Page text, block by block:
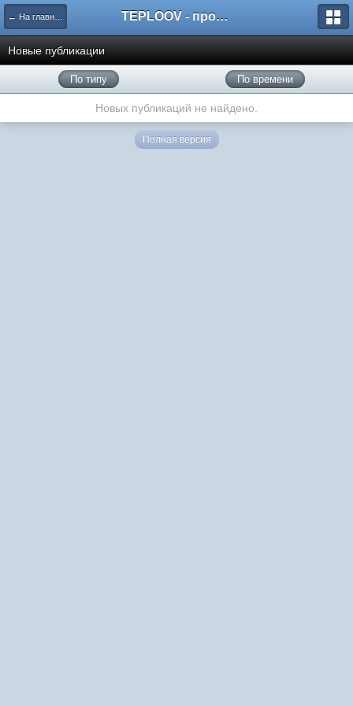
← На главную TEPLOOV - программный комплекс для расчёта систем отопления и вентиляции
Новые публикации
По типу По времени
Новых публикаций не найдено.
Полная версия